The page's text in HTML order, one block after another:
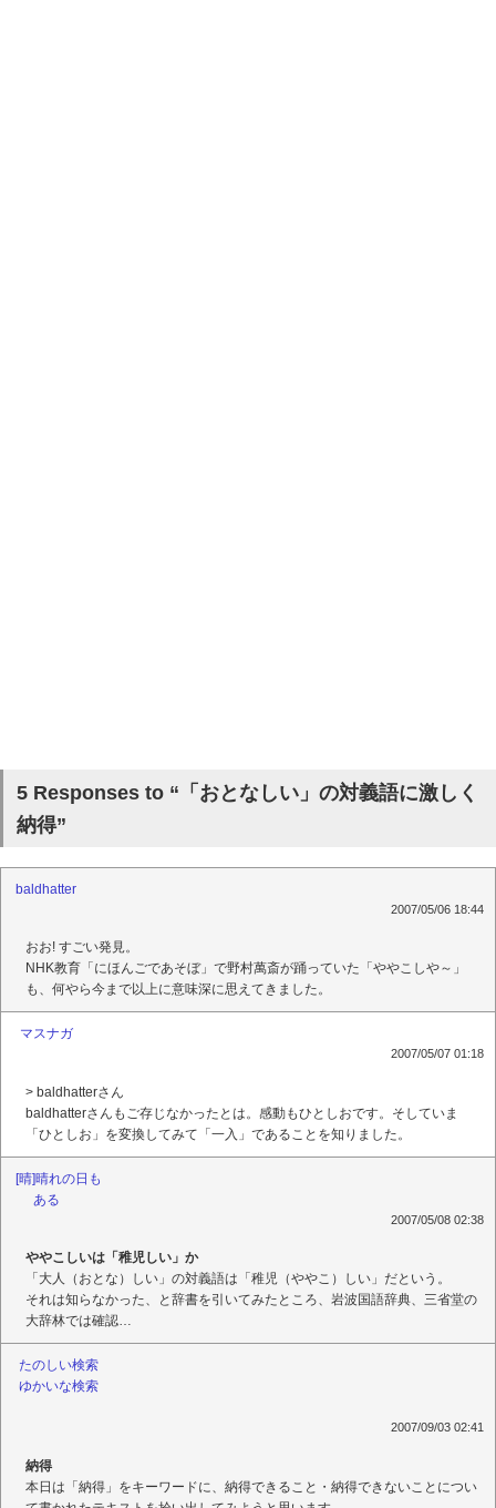
5 Responses to “「おとなしい」の対義語に激しく
納得”
baldhatter
2007/05/06 18:44
おお! すごい発見。
NHK教育「にほんごであそぼ」で野村萬斎が踊っていた「ややこしや～」
も、何やら今まで以上に意味深に思えてきました。
マスナガ
2007/05/07 01:18
> baldhatterさん
baldhatterさんもご存じなかったとは。感動もひとしおです。そしていま
「ひとしお」を変換してみて「一入」であることを知りました。
[晴]晴れの日も
ある
2007/05/08 02:38
ややこしいは「稚児しい」か
「大人（おとな）しい」の対義語は「稚児（ややこ）しい」だという。
それは知らなかった、と辞書を引いてみたところ、岩波国語辞典、三省堂の
大辞林では確認…
たのしい検索
ゆかいな検索
2007/09/03 02:41
納得
本日は「納得」をキーワードに、納得できること・納得できないことについ